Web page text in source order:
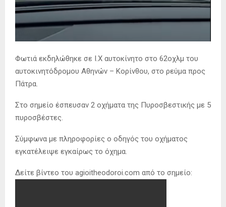
Φωτιά εκδηλώθηκε σε Ι.Χ αυτοκίνητο στο 62οχλμ του
αυτοκινητόδρομου Αθηνών – Κορίνθου, στο ρεύμα προς
Πάτρα.
Στο σημείο έσπευσαν 2 οχήματα της Πυροσβεστικής με 5
πυροσβέστες.
Σύμφωνα με πληροφορίες ο οδηγός του οχήματος
εγκατέλειψε εγκαίρως το όχημα.
Δείτε βίντεο του agioitheodoroi.com από το σημείο: